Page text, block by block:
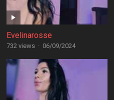
Evelinarosse
732 views · 06/09/2024